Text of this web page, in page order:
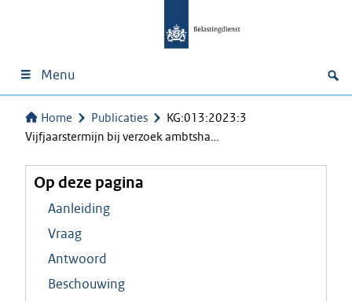
Menu
Home Publicaties
KG:013:2023:3
Vijfjaarstermijn bij verzoek ambtsha…
Op deze pagina
Aanleiding
Vraag
Antwoord
Beschouwing